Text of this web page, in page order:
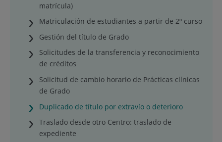
matrícula)
Matriculación de estudiantes a partir de 2º curso
Gestión del título de Grado
Solicitudes de la transferencia y reconocimiento
de créditos
Solicitud de cambio horario de Prácticas clínicas
de Grado
Duplicado de título por extravío o deterioro
Traslado desde otro Centro: traslado de
expediente